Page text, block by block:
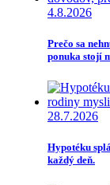
4.8.2026
Prečo sa
ponuka stojí
28.7.2026
Hypotéku
každý deň.